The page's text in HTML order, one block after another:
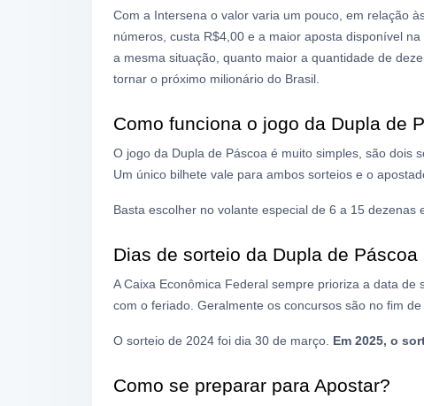
Com a Intersena o valor varia um pouco, em relação
números, custa R$4,00 e a maior aposta disponível
a mesma situação, quanto maior a quantidade de
tornar o próximo milionário do Brasil.
Como funciona o jogo da Dupla de
O jogo da Dupla de Páscoa é muito simples, são dois
Um único bilhete vale para ambos sorteios e o
Basta escolher no volante especial de 6 a 15
Dias de sorteio da Dupla de Páscoa
A Caixa Econômica Federal sempre prioriza a data
com o feriado. Geralmente os concursos são no fim
O sorteio de 2024 foi dia 30 de março. Em 2025, o
Como se preparar para Apostar?